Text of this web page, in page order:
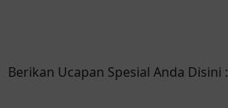
Berikan Ucapan Spesial Anda Disini :